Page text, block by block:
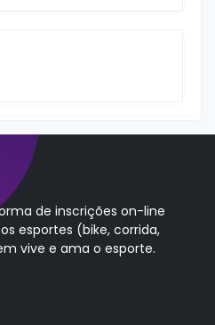
de inscrições on-line
esportes (bike, corrida,
vive e ama o esporte.